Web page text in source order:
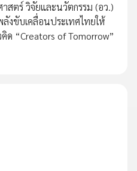
สตร์ วิจัยและนวัตกรรม (อว.)
งขับเคลื่อนประเทศไทยให้
ด “Creators of Tomorrow”